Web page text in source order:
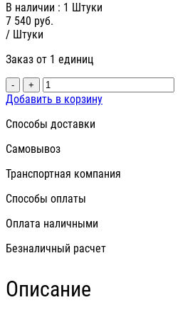
В наличии : 1 Штуки
7 540 руб.
/ Штуки
Заказ от 1 единиц
- +
Добавить в корзину
Способы доставки
Самовывоз
Транспортная компания
Способы оплаты
Оплата наличными
Безналичный расчет
Описание